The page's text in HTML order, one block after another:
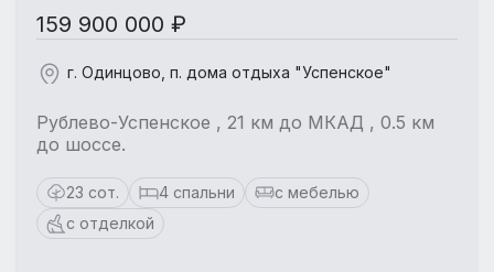
159 900 000 ₽
г. Одинцово, п. дома отдыха "Успенское"
Рублево-Успенское , 21 км до МКАД , 0.5 км
до шоссе.
23 сот. 4 спальни
с мебелью
с отделкой